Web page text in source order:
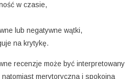
w czasie,
lub negatywne wątki,
na krytykę.
recenzje może być interpretowany
natomiast merytoryczna i spokojna